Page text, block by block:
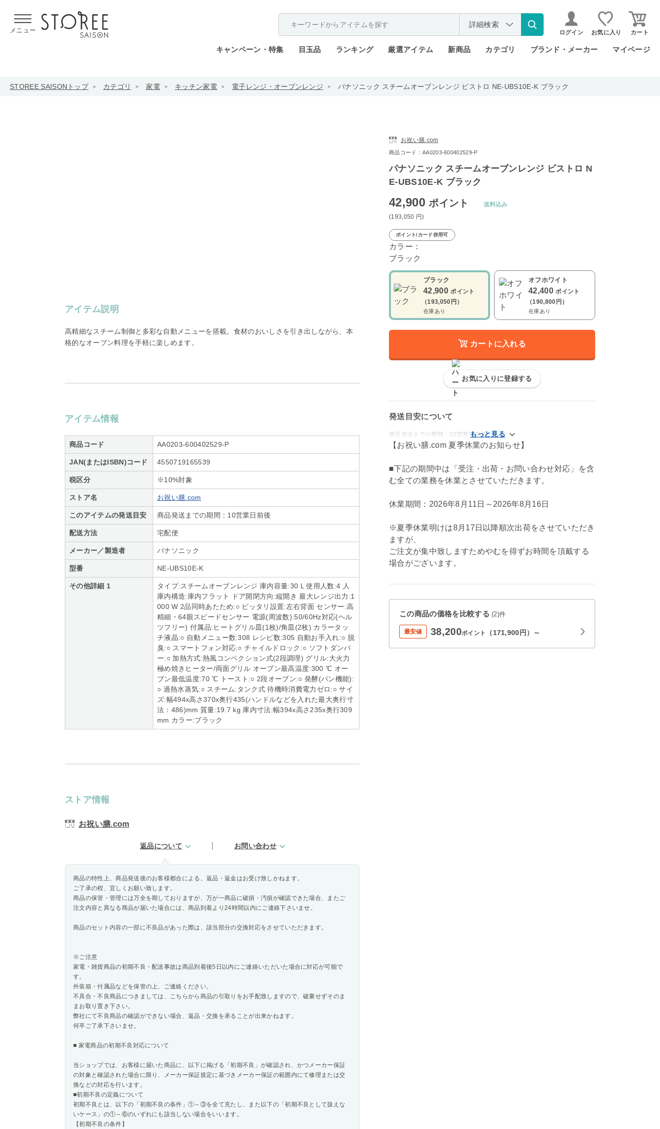
メニュー
詳細検索
ログイン お気に入り カート
キャンペーン・特集 目玉品 ランキング 厳選アイテム 新商品 カテゴリ ブランド・メーカー マイページ
STOREE SAISONトップ カテゴリ 家電 キッチン家電 電子レンジ・オーブンレンジ パナソニック スチームオーブンレンジ ビストロ NE-UBS10E-K ブラック
アイテム説明
高精細なスチーム制御と多彩な自動メニューを搭載。食材のおいしさを引き出しながら、本
格的なオーブン料理を手軽に楽しめます。
アイテム情報
商品コード AA0203-600402529-P
JAN(またはISBN)コード 4550719165539
税区分 ※10%対象
ストア名 お祝い膳.com
このアイテムの発送目安 商品発送までの期間：10営業日前後
配送方法 宅配便
メーカー／製造者 パナソニック
型番 NE-UBS10E-K
その他詳細 1
タイプ:スチームオーブンレンジ 庫内容量:30 L 使用人数:4 人
庫内構造:庫内フラット ドア開閉方向:縦開き 最大レンジ出力:1
000 W 2品同時あたため:○ ピッタリ設置:左右背面 センサー:高
精細・64眼スピードセンサー 電源(周波数):50/60Hz対応(ヘル
ツフリー) 付属品:ヒートグリル皿(1枚)/角皿(2枚) カラータッ
チ液晶:○ 自動メニュー数:308 レシピ数:305 自動お手入れ:○ 脱
臭:○ スマートフォン対応:○ チャイルドロック:○ ソフトダンパ
ー:○ 加熱方式:熱風コンベクション式(2段調理) グリル:大火力
極め焼きヒーター/両面グリル オーブン最高温度:300 ℃ オー
ブン最低温度:70 ℃ トースト:○ 2段オーブン:○ 発酵(パン機能):
○ 過熱水蒸気:○ スチーム:タンク式 待機時消費電力ゼロ:○ サイ
ズ:幅494x高さ370x奥行435(ハンドルなどを入れた最大奥行寸
法：486)mm 質量:19.7 kg 庫内寸法:幅394x高さ235x奥行309
mm カラー:ブラック
ストア情報
お祝い膳.com
返品について お問い合わせ
商品の特性上、商品発送後のお客様都合による、返品・返金はお受け致しかねます。
ご了承の程、宜しくお願い致します。
商品の保管・管理には万全を期しておりますが、万が一商品に破損・汚損が確認できた場合、またご
注文内容と異なる商品が届いた場合には、商品到着より24時間以内にご連絡下さいませ。
商品のセット内容の一部に不良品があった際は、該当部分の交換対応をさせていただきます。
※ご注意
家電・雑貨商品の初期不良・配送事故は商品到着後5日以内にご連絡いただいた場合に対応が可能で
す。
外装箱・付属品などを保管の上、ご連絡ください。
不具合・不良商品につきましては、こちらから商品の引取りをお手配致しますので、破棄せずそのま
まお取り置き下さい。
弊社にて不良商品の確認ができない場合、返品・交換を承ることが出来かねます。
何卒ご了承下さいませ。
■ 家電商品の初期不良対応について
当ショップでは、お客様に届いた商品に、以下に掲げる「初期不良」が確認され、かつメーカー保証
の対象と確認された場合に限り、メーカー保証規定に基づきメーカー保証の範囲内にて修理または交
換などの対応を行います。
■初期不良の定義について
初期不良とは、以下の「初期不良の条件」①～③を全て充たし、また以下の「初期不良として扱えな
いケース」の①～⑥のいずれにも該当しない場合をいいます。
【初期不良の条件】
お祝い膳.com
商品コード：AA0203-600402529-P
パナソニック スチームオーブンレンジ ビストロ N
E-UBS10E-K ブラック
42,900ポイント
(193,050 円)
送料込み
ポイント/カード併用可
カラー：
ブラック
ブラック
42,900 ポイント
（193,050円）
在庫あり
オフホワイト
42,400 ポイント
（190,800円）
在庫あり
カートに入れる
お気に入りに登録する
発送目安について
商品発送までの期間：10営業日前後
【お祝い膳.com 夏季休業のお知らせ】
■下記の期間中は「受注・出荷・お問い合わせ対応」を含
む全ての業務を休業とさせていただきます。
休業期間：2026年8月11日～2026年8月16日
※夏季休業明けは8月17日以降順次出荷をさせていただき
ますが、
ご注文が集中致しますためやむを得ずお時間を頂戴する
場合がございます。
この商品の価格を比較する(2)件
最安値 38,200ポイント （171,900円）～